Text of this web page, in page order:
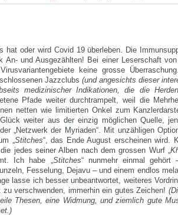
hat oder wird Covid 19 überleben. Die
An- und Ausgezählten! Bei einer Leserschaft
keine grosse
Jazzclubs (und angesichts dieser
medizinischer Indikationen, die die
Pfade weiter durchtrampelt, weil die
netten wie limitierten Onkel zum
weiter aus der einzig möglichen Quelle,
„Netzwerk der Myriaden“. Mit unzähligen
„Stitches“, das Ende August erscheinen wird.
jedes seiner Alben nach dem grossen Wurf „
Ich habe „Stitches“ nunmehr einmal
Fesselung, Dejavu – und einem endlos
lasse ich besser unbeantwortet, weiteres
zu verschwenden, immerhin ein gutes Zeichen!
Thesen, eine Widmung, und ziemlich gute